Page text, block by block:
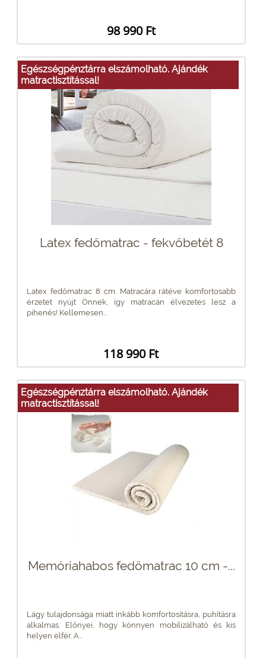
98 990 Ft
Egészségpénztárra elszámolható. Ajándék
matractisztítással!
Latex fedőmatrac - fekvőbetét 8
Latex fedőmatrac 8 cm. Matracára rátéve komfortosabb
érzetet nyújt Önnek, így matracán élvezetes lesz a
pihenés! Kellemesen...
118 990 Ft
Egészségpénztárra elszámolható. Ajándék
matractisztítással!
Memóriahabos fedőmatrac 10 cm -...
Lágy tulajdonsága miatt inkább komfortosításra, puhításra
alkalmas. Előnyei, hogy könnyen mobilizálható és kis
helyen elfér. A...